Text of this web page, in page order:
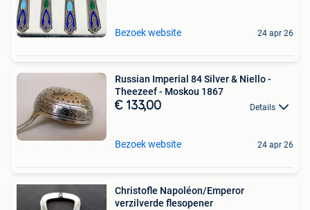
Bezoek website 24 apr 26
Russian Imperial 84 Silver & Niello -
Theezeef - Moskou 1867
€ 133,00 Details
Bezoek website 24 apr 26
Christofle Napoléon/Emperor
verzilverde flesopener